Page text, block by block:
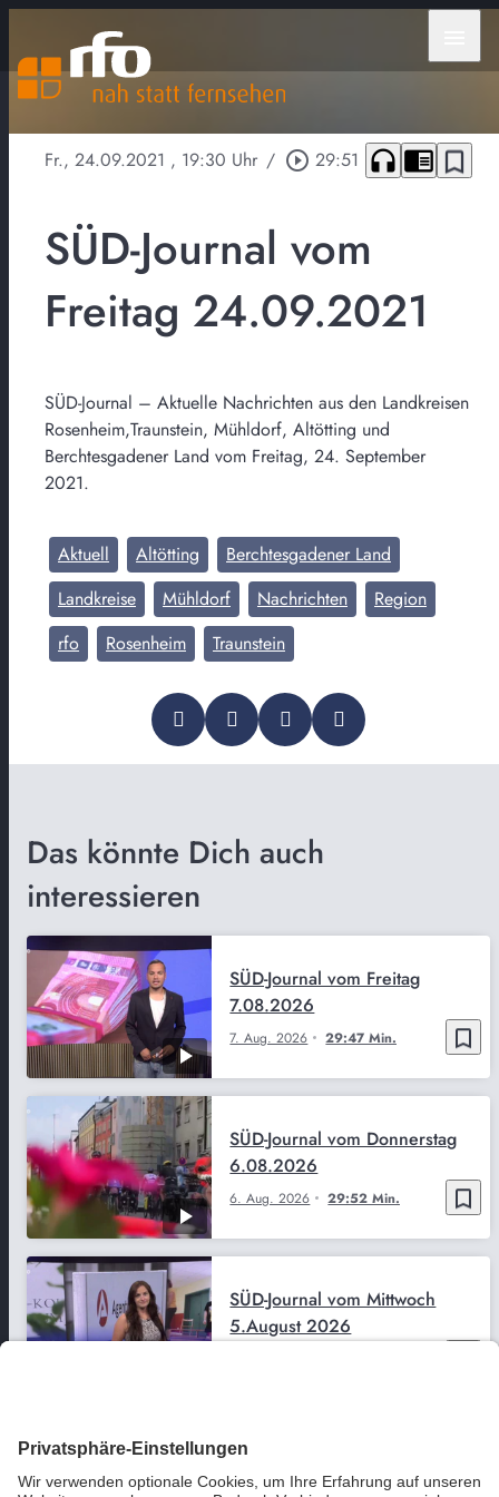
Fr., 24.09.2021 , 19:30 Uhr / play_circle_outline 29:51 headphones chrome_reader_mode bookmark_border
SÜD-Journal vom
Freitag 24.09.2021
SÜD-Journal – Aktuelle Nachrichten aus den Landkreisen
Rosenheim,Traunstein, Mühldorf, Altötting und
Berchtesgadener Land vom Freitag, 24. September
2021.
Aktuell Altötting
Berchtesgadener Land
Landkreise
Mühldorf Nachrichten
Region
rfo
Rosenheim Traunstein
Das könnte Dich auch
interessieren
bookmark_border
7. Aug. 2026 29:47 Min.
SÜD-Journal vom Freitag
7.08.2026
bookmark_border
6. Aug. 2026 29:52 Min.
SÜD-Journal vom Donnerstag
6.08.2026
SÜD-Journal vom Mittwoch
5.August 2026
SÜD-Journal vom Dienstag
4.08.2026